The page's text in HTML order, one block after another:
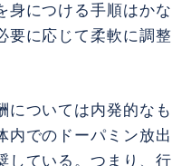
身につける手順はかな
要に応じて柔軟に調整
については内発的なも
内でのドーパミン放出
している。つまり、行